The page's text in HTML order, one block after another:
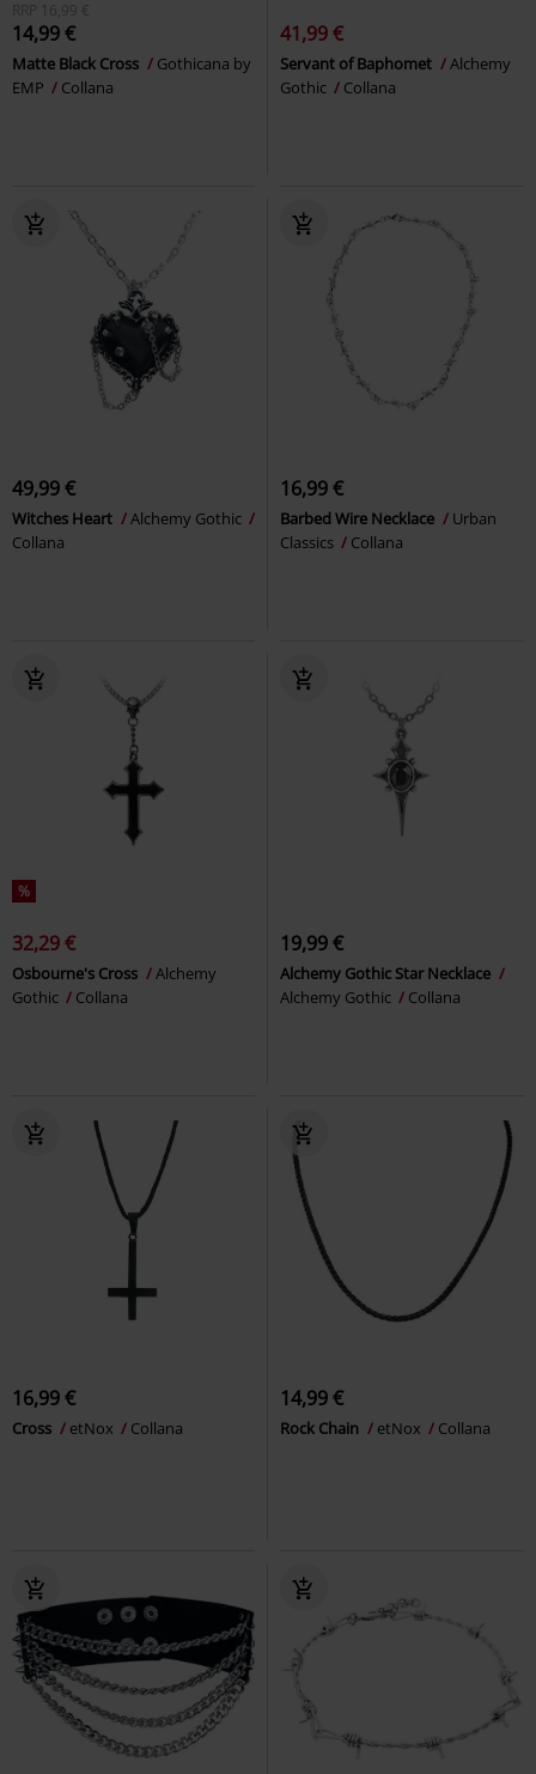
RRP
16,99 €
14,99 €
Matte Black Cross
Gothicana by
EMP
Collana
41,99 €
Servant of Baphomet
Alchemy
Gothic
Collana
49,99 €
Witches Heart
Alchemy Gothic
Collana
16,99 €
Barbed Wire Necklace
Urban
Classics
Collana
%
32,29 €
Osbourne's Cross
Alchemy
Gothic
Collana
19,99 €
Alchemy Gothic Star Necklace
Alchemy Gothic
Collana
16,99 €
Cross etNox Collana
14,99 €
Rock Chain etNox Collana